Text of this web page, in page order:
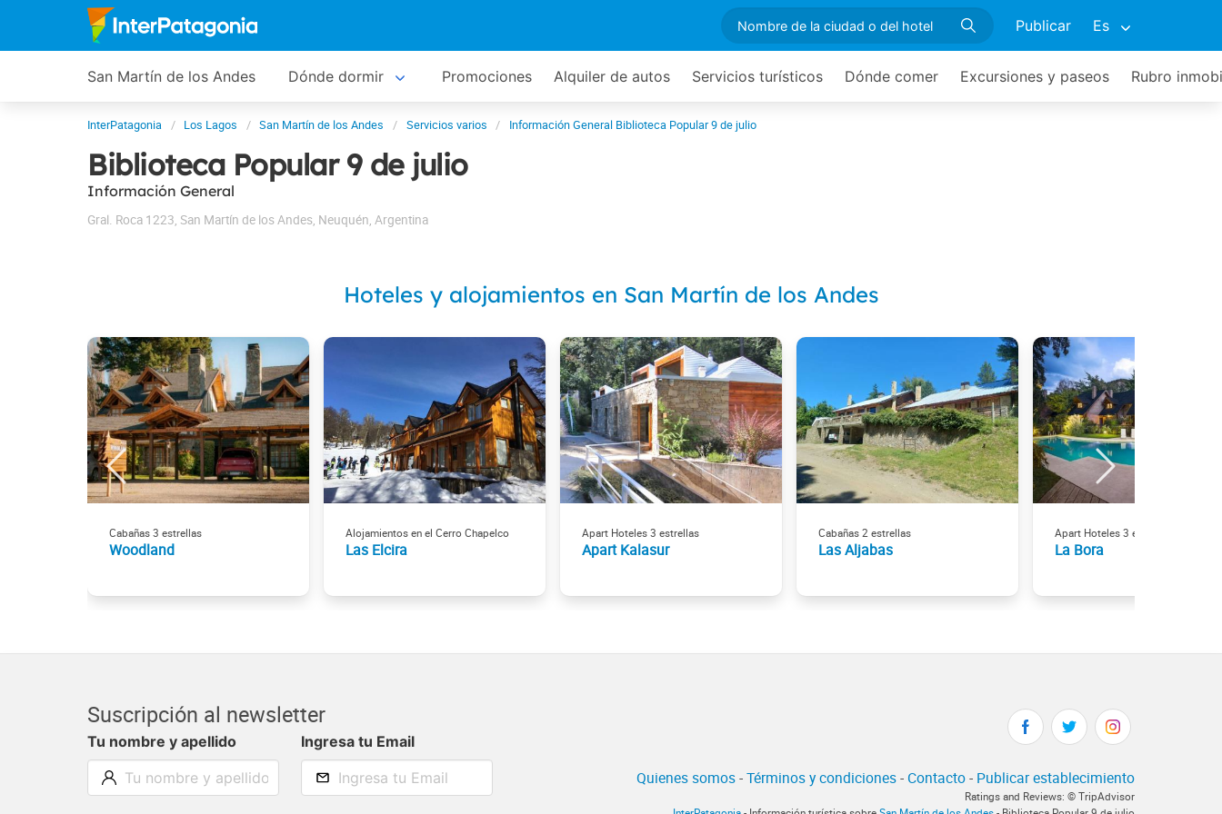
Publicar Es
San Martín de los Andes Dónde dormir Promociones Alquiler de autos Servicios turísticos Dónde comer Excursiones y paseos Rubro
InterPatagonia Los Lagos San Martín de los Andes Servicios varios Información General Biblioteca Popular 9 de julio
Biblioteca Popular 9 de julio
Información General
Gral. Roca 1223 San Martín de los Andes Neuquén Argentina
Hoteles y alojamientos en San Martín de los Andes
Cabañas 3 estrellas
Woodland
Alojamientos en el Cerro Chapelco
Las Elcira
Apart Hoteles 3 estrellas
Apart Kalasur
Cabañas 2 estrellas
Las Aljabas
Apart Hoteles 3 estrellas
La Bora
Suscripción al newsletter
Tu nombre y apellido Ingresa tu Email
Quienes somos-Términos y condiciones- Contacto- Publicar establecimiento
Ratings and Reviews: © TripAdvisor